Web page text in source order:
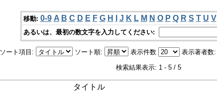
移動: 0-9 A B C D E F G H J K L M N O P Q R S T U V
あるいは、最初の数文字を入力してください:
ソート項目: ソート順: 表示件数 表示著者数:
検索結果表示: 1 - 5 / 5
タイトル